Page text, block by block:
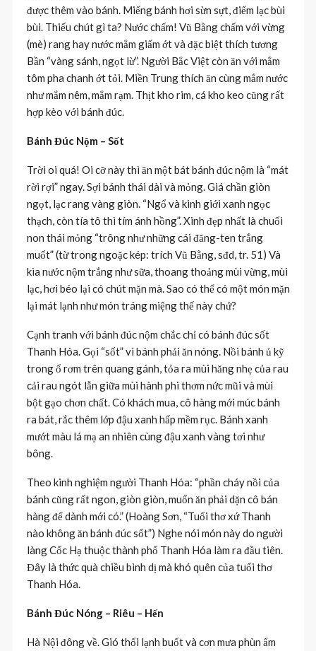
được thêm vào bánh. Miếng bánh hơi sừn sựt, điểm lạc bùi
bùi. Thiếu chút gì ta? Nước chấm! Vũ Bằng chấm với vừng
(mè) rang hay nước mắm giấm ớt và đặc biệt thích tương
Bần “vàng sánh, ngọt lừ”. Người Bắc Việt còn ăn với mắm
tôm pha chanh ớt tỏi. Miền Trung thích ăn cùng mắm nước
như mắm nêm, mắm rạm. Thịt kho rim, cá kho keo cũng rất
hợp kèo với bánh đúc.
Bánh Đúc Nộm – Sốt
Trời oi quá! Oi cỡ này thì ăn một bát bánh đúc nộm là “mát
rời rợi” ngay. Sợi bánh thái dài và mỏng. Giá chần giòn
ngọt, lạc rang vàng giòn. “Ngổ và kinh giới xanh ngọc
thạch, còn tía tô thì tím ánh hồng”. Xinh đẹp nhất là chuối
non thái mỏng “trông như những cái đăng-ten trắng
muốt” (từ trong ngoặc kép: trích Vũ Bằng, sđd, tr. 51) Và
kìa nước nộm trắng như sữa, thoang thoảng mùi vừng, mùi
lạc, hơi béo lại có chút mặn mà. Sao có thể có một món mặn
lại mát lạnh như món tráng miệng thế này chứ?
Cạnh tranh với bánh đúc nộm chắc chỉ có bánh đúc sốt
Thanh Hóa. Gọi “sốt” vì bánh phải ăn nóng. Nồi bánh ủ kỹ
trong ổ rơm trên quang gánh, tỏa ra mùi hăng nhẹ của rau
cải rau ngót lẫn giữa mùi hành phi thơm nức mũi và mùi
bột gạo chơn chất. Có khách mua, cô hàng mới múc bánh
ra bát, rắc thêm lớp đậu xanh hấp mềm rục. Bánh xanh
mướt màu lá mạ an nhiên cùng đậu xanh vàng tơi như
bông.
Theo kinh nghiệm người Thanh Hóa: “phần cháy nồi của
bánh cũng rất ngon, giòn giòn, muốn ăn phải dặn cô bán
hàng để dành mới có.” (Hoàng Sơn, “Tuổi thơ xứ Thanh
nào không ăn bánh đúc sốt”) Nghe nói món này do người
làng Cốc Hạ thuộc thành phố Thanh Hóa làm ra đầu tiên.
Đây là thức quà chiều bình dị mà khó quên của tuổi thơ
Thanh Hóa.
Bánh Đúc Nóng – Riêu – Hến
Hà Nội đông về. Gió thổi lạnh buốt và cơn mưa phùn ẩm